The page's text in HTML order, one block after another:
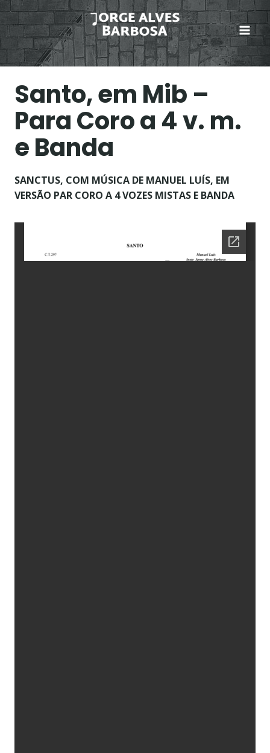
Skip
to
content
Santo, em Mib –
Para Coro a 4 v. m.
e Banda
SANCTUS, COM MÚSICA DE MANUEL LUÍS, EM
VERSÃO PAR CORO A 4 VOZES MISTAS E BANDA